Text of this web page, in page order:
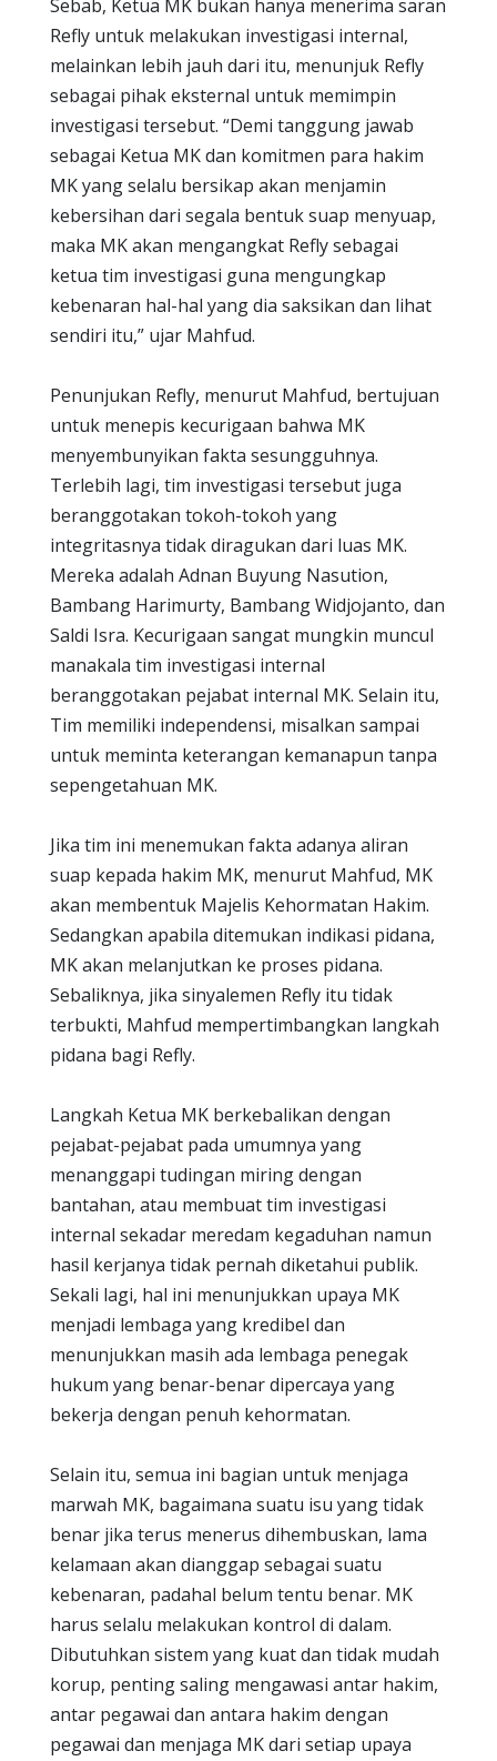
Sebab, Ketua MK bukan hanya menerima saran
Refly untuk melakukan investigasi internal,
melainkan lebih jauh dari itu, menunjuk Refly
sebagai pihak eksternal untuk memimpin
investigasi tersebut. “Demi tanggung jawab
sebagai Ketua MK dan komitmen para hakim
MK yang selalu bersikap akan menjamin
kebersihan dari segala bentuk suap menyuap,
maka MK akan mengangkat Refly sebagai
ketua tim investigasi guna mengungkap
kebenaran hal-hal yang dia saksikan dan lihat
sendiri itu,” ujar Mahfud.
Penunjukan Refly, menurut Mahfud, bertujuan
untuk menepis kecurigaan bahwa MK
menyembunyikan fakta sesungguhnya.
Terlebih lagi, tim investigasi tersebut juga
beranggotakan tokoh-tokoh yang
integritasnya tidak diragukan dari luas MK.
Mereka adalah Adnan Buyung Nasution,
Bambang Harimurty, Bambang Widjojanto, dan
Saldi Isra. Kecurigaan sangat mungkin muncul
manakala tim investigasi internal
beranggotakan pejabat internal MK. Selain itu,
Tim memiliki independensi, misalkan sampai
untuk meminta keterangan kemanapun tanpa
sepengetahuan MK.
Jika tim ini menemukan fakta adanya aliran
suap kepada hakim MK, menurut Mahfud, MK
akan membentuk Majelis Kehormatan Hakim.
Sedangkan apabila ditemukan indikasi pidana,
MK akan melanjutkan ke proses pidana.
Sebaliknya, jika sinyalemen Refly itu tidak
terbukti, Mahfud mempertimbangkan langkah
pidana bagi Refly.
Langkah Ketua MK berkebalikan dengan
pejabat-pejabat pada umumnya yang
menanggapi tudingan miring dengan
bantahan, atau membuat tim investigasi
internal sekadar meredam kegaduhan namun
hasil kerjanya tidak pernah diketahui publik.
Sekali lagi, hal ini menunjukkan upaya MK
menjadi lembaga yang kredibel dan
menunjukkan masih ada lembaga penegak
hukum yang benar-benar dipercaya yang
bekerja dengan penuh kehormatan.
Selain itu, semua ini bagian untuk menjaga
marwah MK, bagaimana suatu isu yang tidak
benar jika terus menerus dihembuskan, lama
kelamaan akan dianggap sebagai suatu
kebenaran, padahal belum tentu benar. MK
harus selalu melakukan kontrol di dalam.
Dibutuhkan sistem yang kuat dan tidak mudah
korup, penting saling mengawasi antar hakim,
antar pegawai dan antara hakim dengan
pegawai dan menjaga MK dari setiap upaya